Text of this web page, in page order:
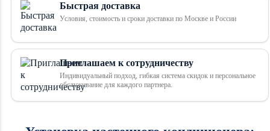
Быстрая доставка
Условия, стоимость и сроки доставки по Москве и России
Приглашаем к сотрудничеству
Индивидуальный подход, гибкая система скидок и персональное
обслуживание для каждого партнера.